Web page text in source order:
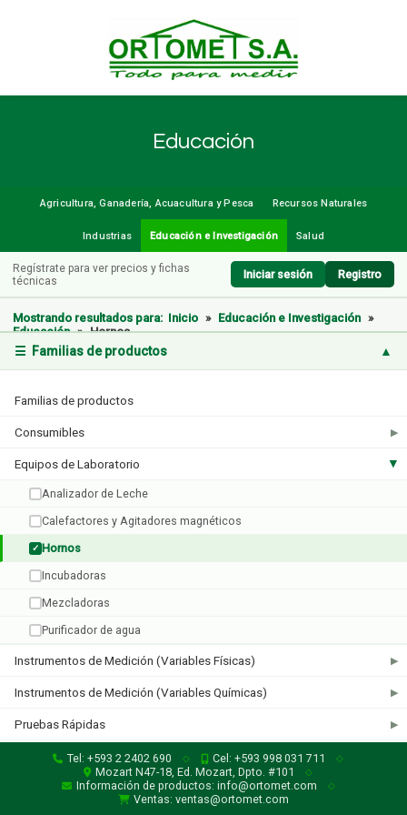
Educación
Agricultura, Ganadería, Acuacultura y Pesca Recursos Naturales
Industrias Educación e Investigación Salud
Regístrate para ver precios y fichas
técnicas
Iniciar sesión Registro
☰ Familias de productos ▲
Familias de productos
Consumibles ▶
Equipos de Laboratorio ▶
Analizador de Leche
Calefactores y Agitadores magnéticos
✓ Hornos
Incubadoras
Mezcladoras
Purificador de agua
Instrumentos de Medición (Variables Físicas) ▶
Instrumentos de Medición (Variables Químicas) ▶
Pruebas Rápidas ▶
Mostrando resultados para: Inicio » Educación e Investigación »
Educación » Hornos
Tel: +593 2 2402 690 ◇ Cel: +593 998 031 711 ◇
Mozart N47-18, Ed. Mozart, Dpto. #101 ◇
Información de productos: info@ortomet.com ◇
Ventas: ventas@ortomet.com